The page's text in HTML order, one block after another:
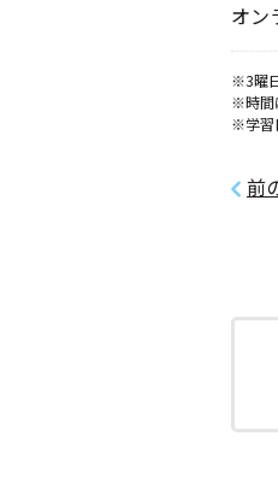
オン
※3曜
※時間
※学習
前